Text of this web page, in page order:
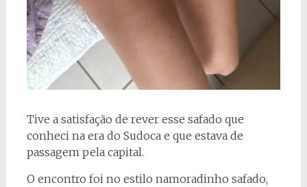
Tive a satisfação de rever esse safado que
conheci na era do Sudoca e que estava de
passagem pela capital.
O encontro foi no estilo namoradinho safado,